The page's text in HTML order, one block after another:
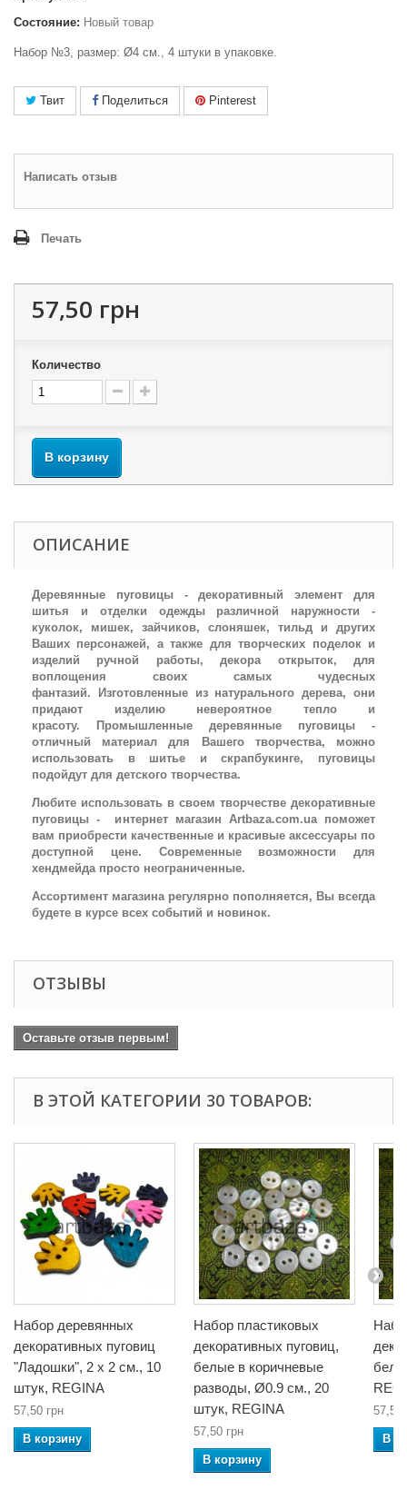
Состояние: Новый товар
Набор №3, размер: Ø4 см., 4 штуки в упаковке.
Твит Поделиться Pinterest
Написать отзыв
Печать
57,50 грн
Количество
В корзину
ОПИСАНИЕ
Деревянные пуговицы - декоративный элемент для
шитья и отделки одежды различной наружности -
куколок, мишек, зайчиков, слоняшек, тильд и других
Ваших персонажей, а также для творческих поделок и
изделий ручной работы, декора открыток, для
воплощения своих самых чудесных
фантазий. Изготовленные из натурального дерева, они
придают изделию невероятное тепло и
красоту. Промышленные деревянные пуговицы -
отличный материал для Вашего творчества, можно
использовать в шитье и скрапбукинге, пуговицы
подойдут для детского творчества.
Любите использовать в своем творчестве декоративные
пуговицы - интернет магазин Artbaza.com.ua поможет
вам приобрести качественные и красивые аксессуары по
доступной цене. Современные возможности для
хендмейда просто неограниченные.
Ассортимент магазина регулярно пополняется, Вы всегда
будете в курсе всех событий и новинок.
ОТЗЫВЫ
Оставьте отзыв первым!
В ЭТОЙ КАТЕГОРИИ 30 ТОВАРОВ:
Набор деревянных
декоративных пуговиц
"Ладошки", 2 x 2 см., 10
штук, REGINA
57,50 грн
В корзину
Набор пластиковых
декоративных пуговиц,
белые в коричневые
разводы, Ø0.9 см., 20
штук, REGINA
57,50 грн
В корзину
57,50
В